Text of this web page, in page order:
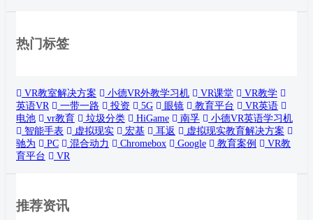
热门标签
VR教室解决方案 小德VR外教学习机 VR课堂
VR教学
英语VR
一带一路 投资 5G 眼镜 教育平台
VR英语
电池
vr教育 垃圾分类 HiGame 南孚
小德VR英语学习机
智能手表
虚拟现实 宏基 耳返
虚拟现实教育解决方案
驰为
PC 混合动力 Chromebox Google 教育案例
VR教
育平台
VR
推荐资讯